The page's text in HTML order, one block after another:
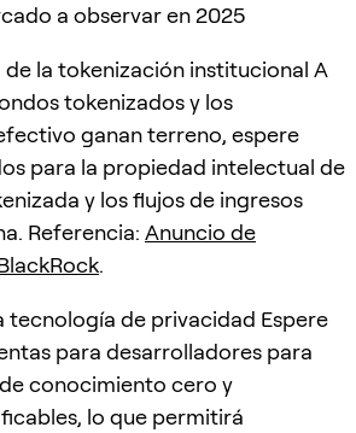
a observar en 2025
la tokenización institucional A
tokenizados y los
ganan terreno, espere
para la propiedad intelectual de
y los flujos de ingresos
Referencia: Anuncio de
.
tecnología de privacidad Espere
para desarrolladores para
conocimiento cero y
lo que permitirá